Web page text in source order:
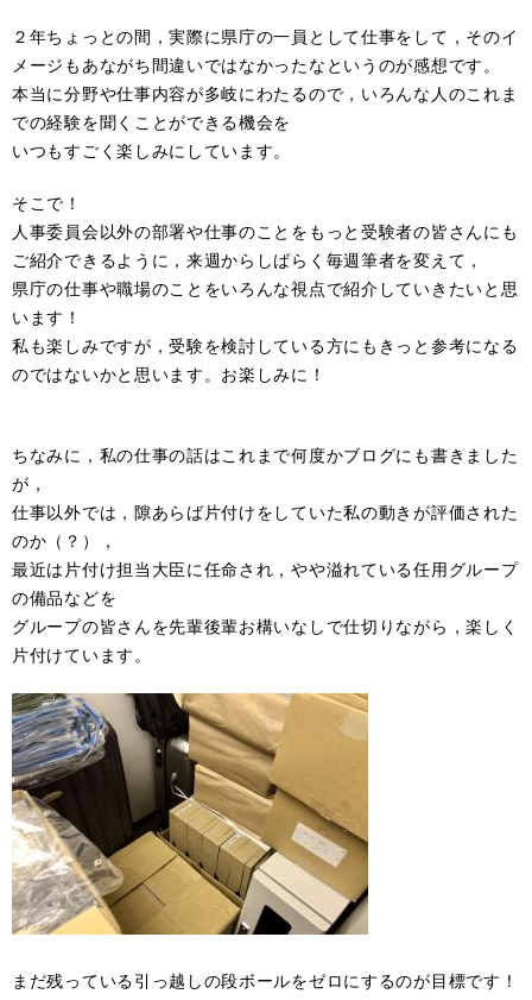
２年ちょっとの間，実際に県庁の一員として仕事をして，そのイ
メージもあながち間違いではなかったなというのが感想です。
本当に分野や仕事内容が多岐にわたるので，いろんな人のこれま
での経験を聞くことができる機会を
いつもすごく楽しみにしています。
そこで！
人事委員会以外の部署や仕事のことをもっと受験者の皆さんにも
ご紹介できるように，来週からしばらく毎週筆者を変えて，
県庁の仕事や職場のことをいろんな視点で紹介していきたいと思
います！
私も楽しみですが，受験を検討している方にもきっと参考になる
のではないかと思います。お楽しみに！
ちなみに，私の仕事の話はこれまで何度かブログにも書きました
が，
仕事以外では，隙あらば片付けをしていた私の動きが評価された
のか（？），
最近は片付け担当大臣に任命され，やや溢れている任用グループ
の備品などを
グループの皆さんを先輩後輩お構いなしで仕切りながら，楽しく
片付けています。
まだ残っている引っ越しの段ボールをゼロにするのが目標です！